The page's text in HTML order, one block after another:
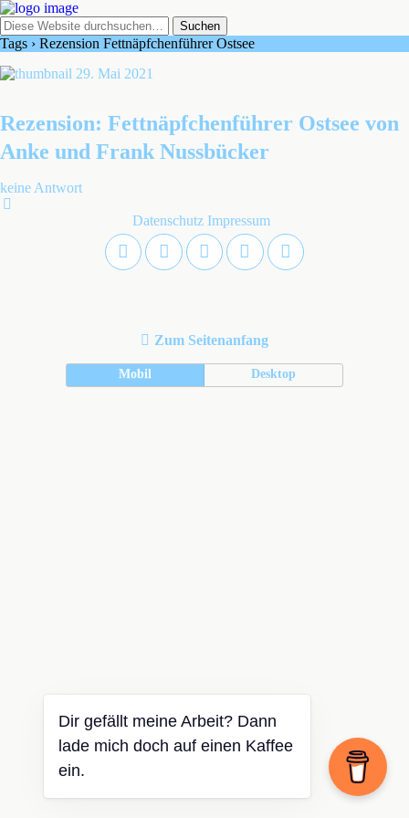
Tags › Rezension Fettnäpfchenführer Ostsee
29. Mai 2021
Rezension: Fettnäpfchenführer Ostsee von
Anke und Frank Nussbücker
keine Antwort
Datenschutz Impressum
Zum Seitenanfang
Mobil Desktop
Dir gefällt meine Arbeit? Dann
lade mich doch auf einen Kaffee
ein.